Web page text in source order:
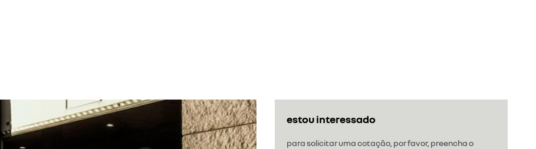
estou interessado
para solicitar uma cotação, por favor, preencha o